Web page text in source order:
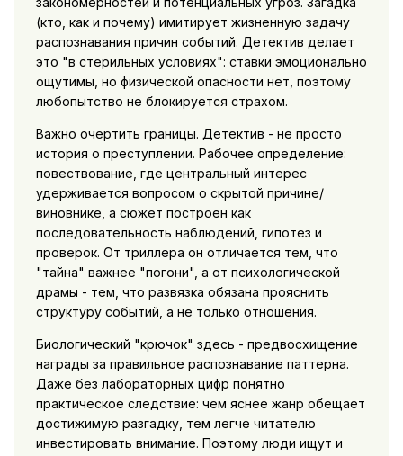
(кто, как и почему) имитирует жизненную задачу
распознавания причин событий. Детектив делает
это "в стерильных условиях": ставки эмоционально
ощутимы, но физической опасности нет, поэтому
любопытство не блокируется страхом.
Важно очертить границы. Детектив - не просто
история о преступлении. Рабочее определение:
повествование, где центральный интерес
удерживается вопросом о скрытой причине/
виновнике, а сюжет построен как
последовательность наблюдений, гипотез и
проверок. От триллера он отличается тем, что
"тайна" важнее "погони", а от психологической
драмы - тем, что развязка обязана прояснить
структуру событий, а не только отношения.
Биологический "крючок" здесь - предвосхищение
награды за правильное распознавание паттерна.
Даже без лабораторных цифр понятно
практическое следствие: чем яснее жанр обещает
достижимую разгадку, тем легче читателю
инвестировать внимание. Поэтому люди ищут и